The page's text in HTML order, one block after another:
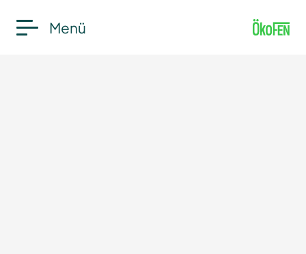
Menü
Maximale Unabhängigkeit